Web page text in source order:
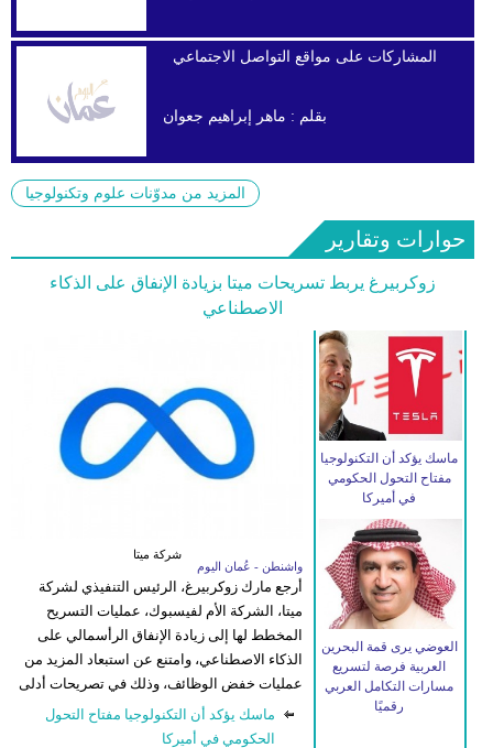
المشاركات على مواقع التواصل الاجتماعي
بقلم : ماهر إبراهيم جعوان
المزيد من مدوّنات علوم وتكنولوجيا
حوارات وتقارير
زوكربيرغ يربط تسريحات ميتا بزيادة الإنفاق على الذكاء
الاصطناعي
شركة ميتا
واشنطن - عُمان اليوم
أرجع مارك زوكربيرغ، الرئيس التنفيذي لشركة
ميتا، الشركة الأم لفيسبوك، عمليات التسريح
المخطط لها إلى زيادة الإنفاق الرأسمالي على
الذكاء الاصطناعي، وامتنع عن استبعاد المزيد من
عمليات خفض الوظائف، وذلك في تصريحات أدلى
بها للموظفين خلال اجتماع عام للشركة يوم
الخميس.وقال زوكربيرغ خلال الاجتماع،
ماسك يؤكد أن التكنولوجيا مفتاح التحول
الحكومي في أميركا
ماسك يؤكد أن التكنولوجيا
مفتاح التحول الحكومي
في أميركا
العوضي يرى قمة البحرين
العربية فرصة لتسريع
مسارات التكامل العربي
رقميًا